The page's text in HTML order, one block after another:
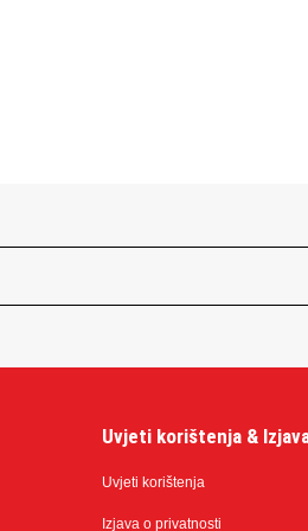
Uvjeti korištenja &
Uvjeti korištenja
Izjava o privatnosti